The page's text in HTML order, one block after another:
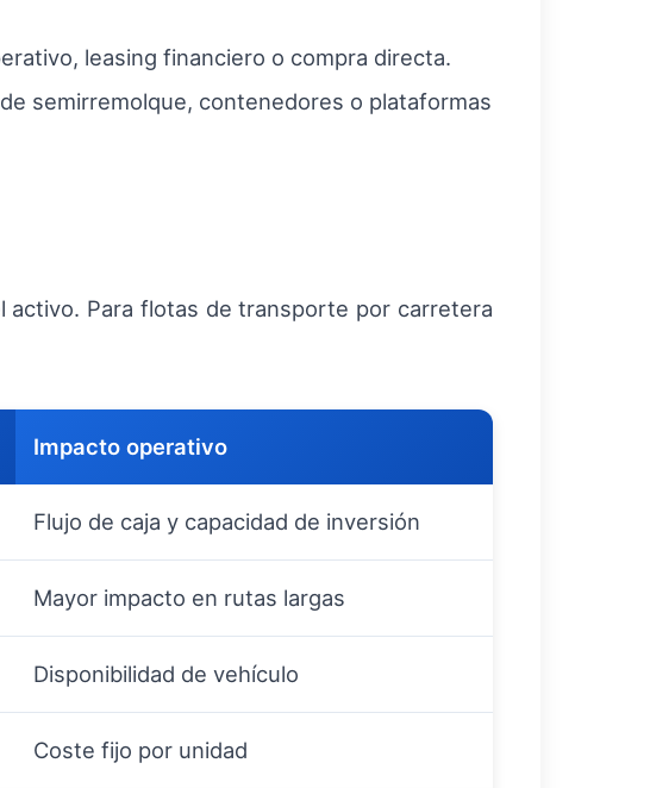
leasing financiero o compra directa.
semirremolque, contenedores o plataformas
Para flotas de transporte por carretera
Impacto operativo
Flujo de caja y capacidad de inversión
Mayor impacto en rutas largas
Disponibilidad de vehículo
Coste fijo por unidad